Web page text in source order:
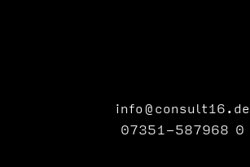
info@consult16.de
07351-587968 0